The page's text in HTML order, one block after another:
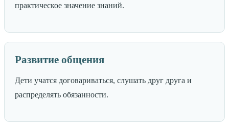
практическое значение знаний.
Развитие общения
Дети учатся договариваться, слушать друг друга и
распределять обязанности.